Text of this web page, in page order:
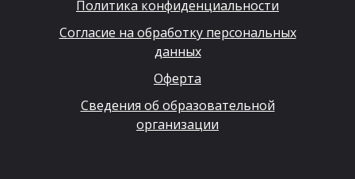
Политика конфиденциальности
Согласие на обработку персональных
данных
Оферта
Сведения об образовательной
организации